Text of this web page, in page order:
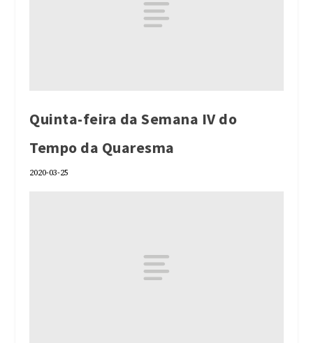
Quinta-feira da Semana IV do
Tempo da Quaresma
2020-03-25